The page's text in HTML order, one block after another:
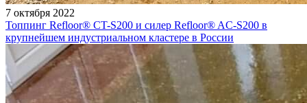
7 октября 2022
Топпинг Refloor®️ CT-S200 и силер Refloor®️ AC-S200 в
крупнейшем индустриальном кластере в России